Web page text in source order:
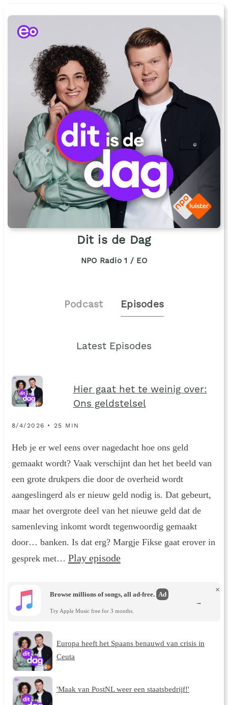
Dit is de Dag
NPO Radio 1 / EO
Podcast Episodes
Latest Episodes
Hier gaat het te weinig over:
Ons geldstelsel
8/4/2026 • 25 MIN
Heb je er wel eens over nagedacht hoe ons geld
gemaakt wordt? Vaak verschijnt dan het het beeld van
een grote drukpers die door de overheid wordt
aangeslingerd als er nieuw geld nodig is. Dat gebeurt,
maar het overgrote deel van het nieuwe geld dat de
samenleving inkomt wordt tegenwoordig gemaakt
door… banken. Is dat erg? Margje Fikse gaat erover in
gesprek met… Play episode
Browse millions of songs, all ad-free. Ad
Try Apple Music free for 3 months.
×
→
Europa heeft het Spaans benauwd van crisis in
Ceuta
'Maak van PostNL weer een staatsbedrijf!'